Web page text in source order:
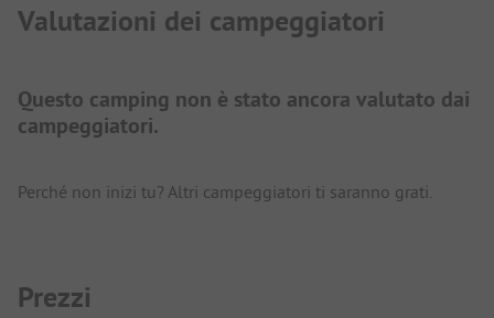
Valutazioni dei campeggiatori
Questo camping non è stato ancora valutato dai
campeggiatori.
Perché non inizi tu? Altri campeggiatori ti saranno grati.
Prezzi